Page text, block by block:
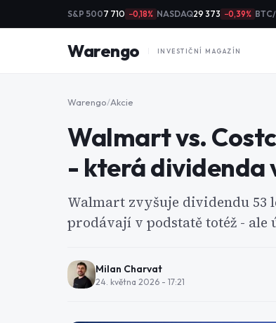
S&P 5007 710 −0,18% NASDAQ29 373 −0,39%
Warengo INVESTIČNÍ MAGAZÍN
Warengo/Akcie
Walmart vs.
- která dividenda
Walmart zvyšuje dividendu 53
prodávají v podstatě totéž - ale
Milan Charvat
24. května 2026 - 17:21